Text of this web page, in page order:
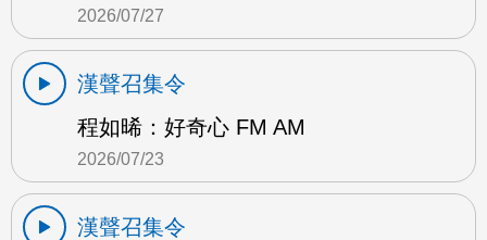
2026/07/27
漢聲召集令
程如晞：好奇心 FM AM
2026/07/23
漢聲召集令